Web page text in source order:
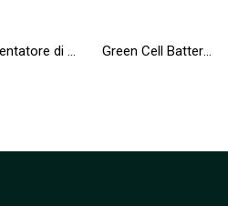
Alimentatore di emergenza UPS Greencell 650VA 360W PowerProof con display LCD Green Cell Batteria AS10D31 AS10D41 AS10D51 AS10D71 per Acer Aspire 5741 5741G 5742 5742G 5750 5750G E1-521 E1-531 E1-571